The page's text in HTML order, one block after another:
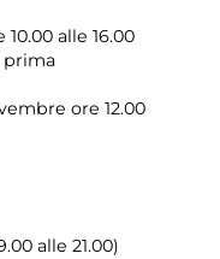
alle 16.00
prima
ore 12.00
alle 21.00)